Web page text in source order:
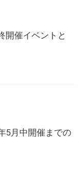
開催イベントと
5月中開催までの